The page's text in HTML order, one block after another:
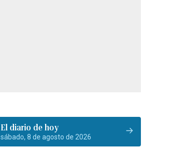
El diario de hoy
sábado, 8 de agosto de 2026